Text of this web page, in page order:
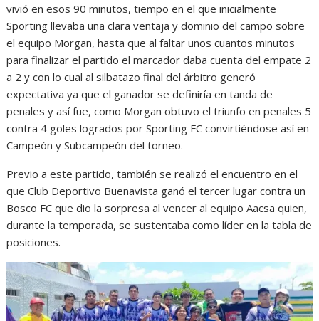
vivió en esos 90 minutos, tiempo en el que inicialmente
Sporting llevaba una clara ventaja y dominio del campo sobre
el equipo Morgan, hasta que al faltar unos cuantos minutos
para finalizar el partido el marcador daba cuenta del empate 2
a 2 y con lo cual al silbatazo final del árbitro generó
expectativa ya que el ganador se definiría en tanda de
penales y así fue, como Morgan obtuvo el triunfo en penales 5
contra 4 goles logrados por Sporting FC convirtiéndose así en
Campeón y Subcampeón del torneo.
Previo a este partido, también se realizó el encuentro en el
que Club Deportivo Buenavista ganó el tercer lugar contra un
Bosco FC que dio la sorpresa al vencer al equipo Aacsa quien,
durante la temporada, se sustentaba como líder en la tabla de
posiciones.